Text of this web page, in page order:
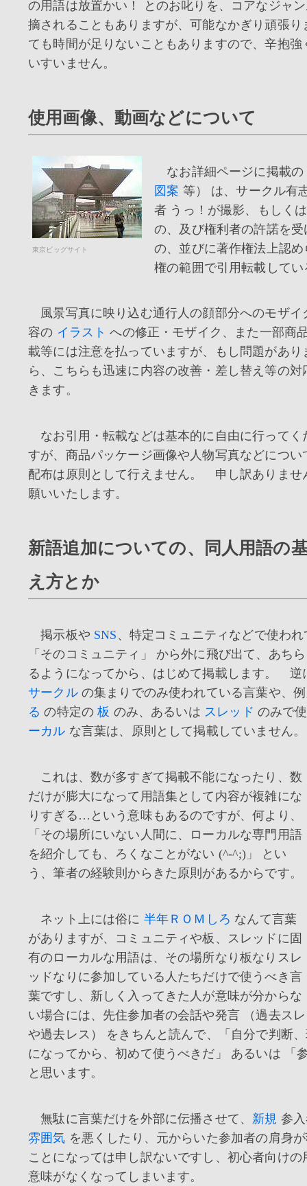
の用語は放置かい！ とのお叱りを、コアなジャ
摘されることもありますが、可能なかぎり頑張り
ても時間が足りないこともありますので、辛抱強
いすいません。
使用画像、動画などについて
東京ビッグサイト
なお詳細ページに掲載の
図案 等） は、サークル有
者 うっ！が撮影、もしく
の、及び権利者の許諾を
の、並びに著作権法上認
権の範囲で引用転載して
風景写真に映り込む通行人の顔部分へのモザイ
容の イラスト への修正・モザイク、また一部商
載等には注意を払っていますが、もし問題があり
ら、こちらも迅速に内容の改善・差し替え等の対
きます。
なお引用・転載などは基本的に自由に行ってく
すが、商品パッケージ画像や人物写真などについ
配布は原則として行えません。 申し訳ありませ
願いいたします。
新語追加についての、同人用語の
え方とか
掲示板や SNS 、特定コミュニティなどで使わ
「そのコミュニティ」 から外に飛び出て、あち
るようになってから、はじめて掲載します。
サークルの集まりでのみ使われている言葉や、
る の特定の板 のみ、あるいは スレッド のみで
ーカル な言葉は、原則として掲載していません。
これは、数が多すぎて掲載不能になったり、数
だけが膨大になって用語集として内容が複雑にな
りすぎる…という意味もあるのですが、何より、
「その場所にいない人間に、ローカルな専門用語
を紹介しても、ろくなことがない (^-^;)」 とい
う、筆者の経験則からきた原則があるからです。
ネット上には俗に 半年ＲＯＭしろ なんて言葉
がありますが、コミュニティや板、スレッドに固
有のローカルな用語は、その場所なり板なりスレ
ッドなりに参加している人たちだけで使うべき言
葉ですし、新しく入ってきた人が意味が分からな
い場合には、先住参加者の会話や発言 （過去スレ
や過去レス） をきちんと読んで、「自分で判断
になってから、初めて使うべきだ」 あるいは 「
と思います。
無駄に言葉だけを外部に伝播させて、 新規 参
雰囲気 を悪くしたり、元からいた参加者の肩身
ことになっては申し訳ないですし、初心者向けの
意味がなくなってしまいます。